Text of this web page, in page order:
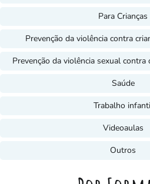
Para Crianças
Prevenção da violência contra
Prevenção da violência sexual contra
Saúde
Trabalho
Videoaulas
Outros